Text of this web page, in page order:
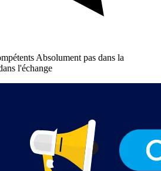
Absolument pas dans la
l'échange